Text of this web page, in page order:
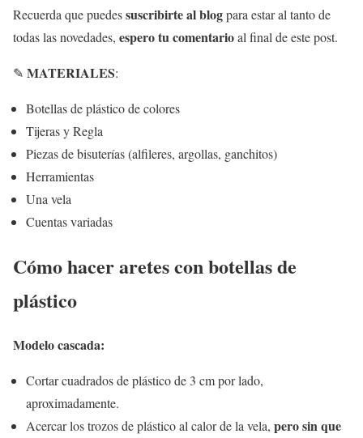
Recuerda que puedessuscribirte al blogpara estar al tanto de
todas las novedades, espero tu comentarioal final de este post.
✎ MATERIALES:
Botellas de plástico de colores
Tijeras y Regla
Piezas de bisuterías (alfileres, argollas, ganchitos)
Herramientas
Una vela
Cuentas variadas
Cómo hacer aretes con botellas de
plástico
Modelo cascada:
Cortar cuadrados de plástico de 3 cm por lado,
aproximadamente.
Acercar los trozos de plástico al calor de la vela, pero sin que